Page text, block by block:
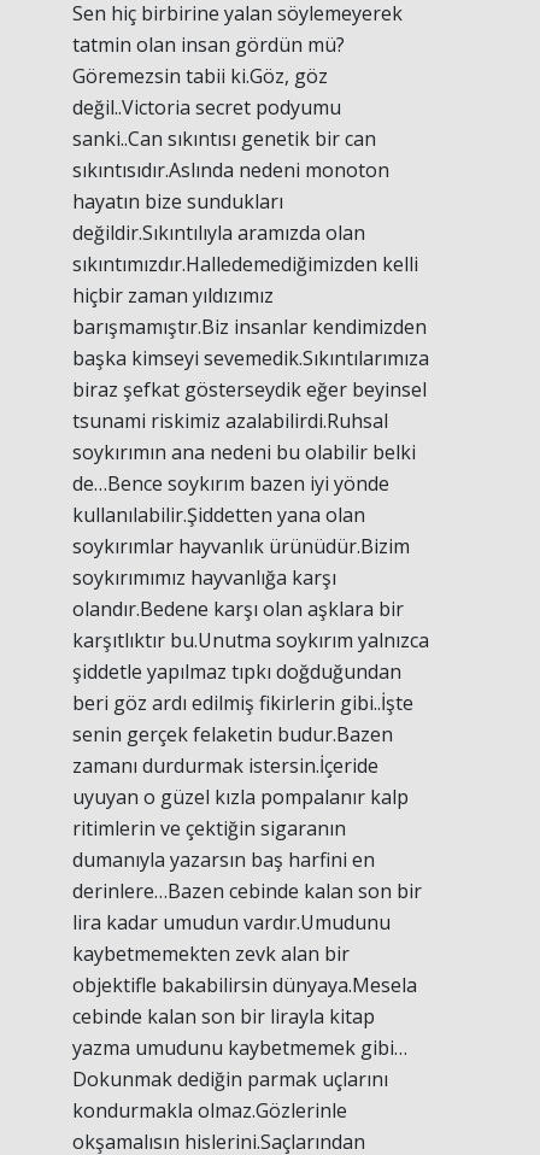
Sen hiç birbirine yalan söylemeyerek
tatmin olan insan gördün mü?
Göremezsin tabii ki.Göz, göz
değil..Victoria secret podyumu
sanki..Can sıkıntısı genetik bir can
sıkıntısıdır.Aslında nedeni monoton
hayatın bize sundukları
değildir.Sıkıntılıyla aramızda olan
sıkıntımızdır.Halledemediğimizden kelli
hiçbir zaman yıldızımız
barışmamıştır.Biz insanlar kendimizden
başka kimseyi sevemedik.Sıkıntılarımıza
biraz şefkat gösterseydik eğer beyinsel
tsunami riskimiz azalabilirdi.Ruhsal
soykırımın ana nedeni bu olabilir belki
de…Bence soykırım bazen iyi yönde
kullanılabilir.Şiddetten yana olan
soykırımlar hayvanlık ürünüdür.Bizim
soykırımımız hayvanlığa karşı
olandır.Bedene karşı olan aşklara bir
karşıtlıktır bu.Unutma soykırım yalnızca
şiddetle yapılmaz tıpkı doğduğundan
beri göz ardı edilmiş fikirlerin gibi..İşte
senin gerçek felaketin budur.Bazen
zamanı durdurmak istersin.İçeride
uyuyan o güzel kızla pompalanır kalp
ritimlerin ve çektiğin sigaranın
dumanıyla yazarsın baş harfini en
derinlere…Bazen cebinde kalan son bir
lira kadar umudun vardır.Umudunu
kaybetmemekten zevk alan bir
objektifle bakabilirsin dünyaya.Mesela
cebinde kalan son bir lirayla kitap
yazma umudunu kaybetmemek gibi…
Dokunmak dediğin parmak uçlarını
kondurmakla olmaz.Gözlerinle
okşamalısın hislerini.Saçlarından